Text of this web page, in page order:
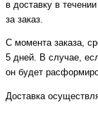
в доставку в
за заказ.
С момента заказа,
5 дней. В случае,
он будет
Доставка